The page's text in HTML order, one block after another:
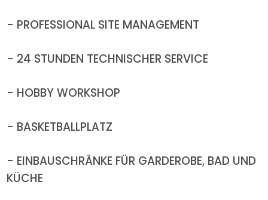
- PROFESSIONAL SITE MANAGEMENT
- 24 STUNDEN TECHNISCHER SERVICE
- HOBBY WORKSHOP
- BASKETBALLPLATZ
- EINBAUSCHRÄNKE FÜR GARDEROBE, BAD UND
KÜCHE